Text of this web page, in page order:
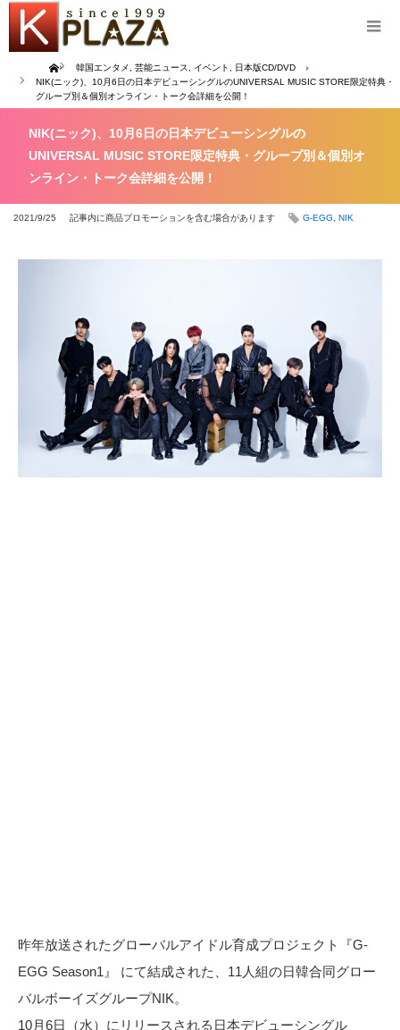
Home 韓国エンタメ 芸能ニュース イベント
日本版CD/DVD
NIK(ニック)、10月6日の日本デビューシングルのUNIVERSAL MUSIC STORE限定特典・
グループ別＆個別オンライン・トーク会詳細を公開！
NIK(ニック)、10月6日の日本デビューシングルの
UNIVERSAL MUSIC STORE限定特典・グループ別＆個別オ
ンライン・トーク会詳細を公開！
2021/9/25 記事内に商品プロモーションを含む場合があります G-EGG NIK
昨年放送されたグローバルアイドル育成プロジェクト『G-
EGG Season1』 にて結成された、11人組の日韓合同グロー
バルボーイズグループNIK。
10月6日（水）にリリースされる日本デビューシングル